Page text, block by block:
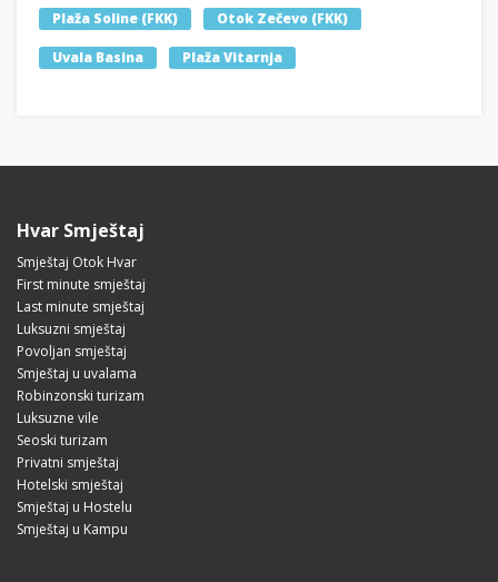
Plaža Soline (FKK) Otok Zečevo (FKK)
Uvala Basina Plaža Vitarnja
Hvar Smještaj
Smještaj Otok Hvar
First minute smještaj
Last minute smještaj
Luksuzni smještaj
Povoljan smještaj
Smještaj u uvalama
Robinzonski turizam
Luksuzne vile
Seoski turizam
Privatni smještaj
Hotelski smještaj
Smještaj u Hostelu
Smještaj u Kampu